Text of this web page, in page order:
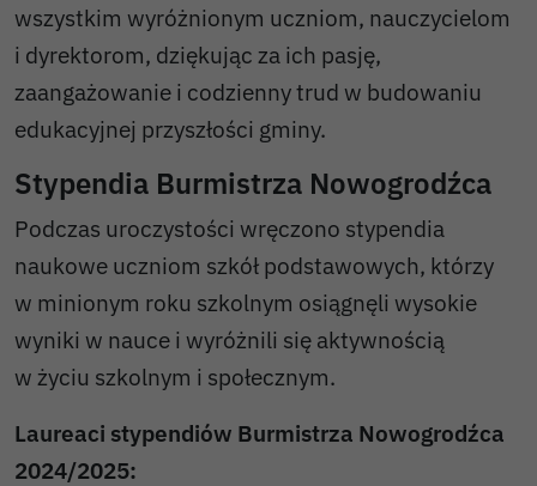
wszystkim wyróżnionym uczniom, nauczycielom
i dyrektorom, dziękując za ich pasję,
zaangażowanie i codzienny trud w budowaniu
edukacyjnej przyszłości gminy.
Stypendia Burmistrza Nowogrodźca
Podczas uroczystości wręczono stypendia
naukowe uczniom szkół podstawowych, którzy
w minionym roku szkolnym osiągnęli wysokie
wyniki w nauce i wyróżnili się aktywnością
w życiu szkolnym i społecznym.
Laureaci stypendiów Burmistrza Nowogrodźca
2024/2025: